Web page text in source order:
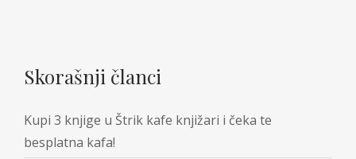
Skorašnji članci
Kupi 3 knjige u Štrik kafe knjižari i čeka te
besplatna kafa!